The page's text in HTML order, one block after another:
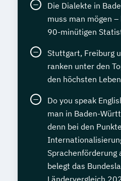
Die Dialekte in
muss man mögen
90-minütigen
Stuttgart, Freiburg
ranken unter den
den höchsten
Do you speak
man in Baden-
denn bei den
Sprachenförderung
belegt das